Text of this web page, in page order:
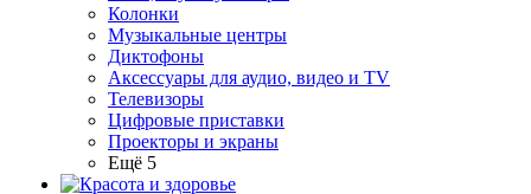
Колонки
Музыкальные центры
Диктофоны
Аксессуары для аудио, видео и TV
Телевизоры
Цифровые приставки
Проекторы и экраны
Ещё 5